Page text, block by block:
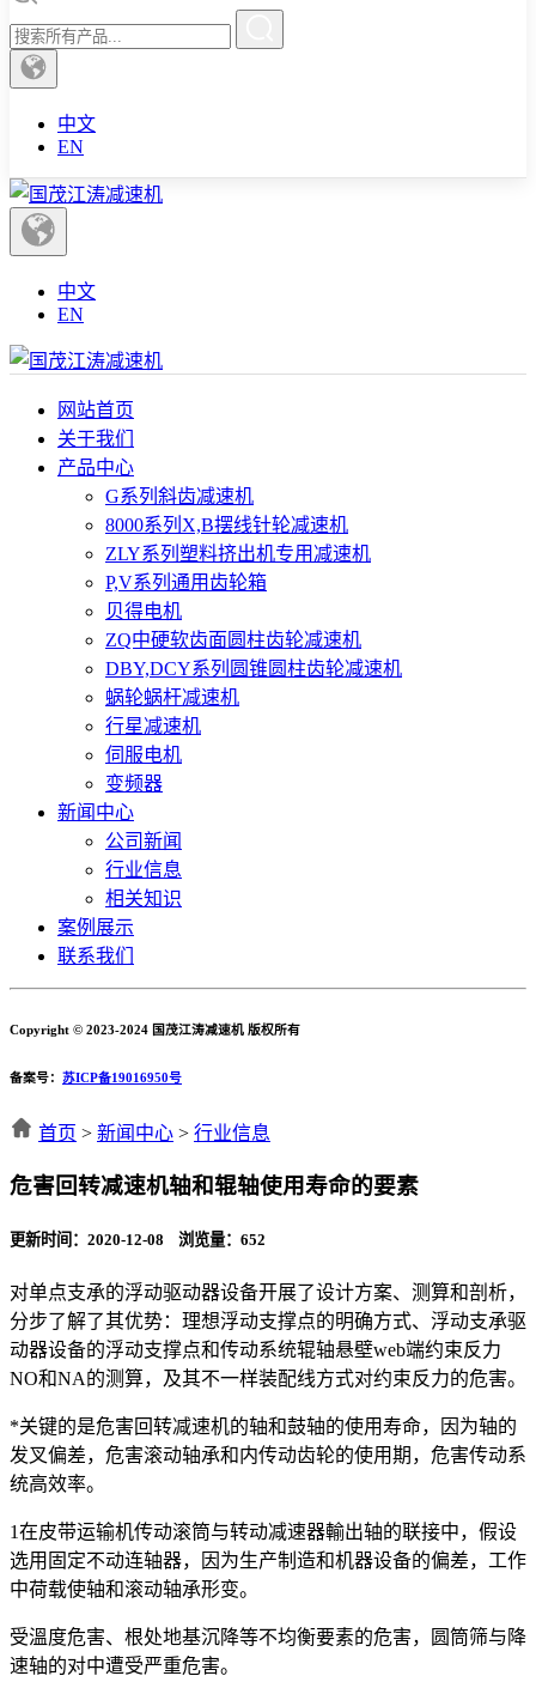
中文
EN
中文
EN
网站首页
关于我们
产品中心
G系列斜齿减速机
8000系列X,B摆线针轮减速机
ZLY系列塑料挤出机专用减速机
P,V系列通用齿轮箱
贝得电机
ZQ中硬软齿面圆柱齿轮减速机
DBY,DCY系列圆锥圆柱齿轮减速机
蜗轮蜗杆减速机
行星减速机
伺服电机
变频器
新闻中心
公司新闻
行业信息
相关知识
案例展示
联系我们
Copyright © 2023-2024 国茂江涛减速机 版权所有
备案号： 苏ICP备19016950号
首页 > 新闻中心 > 行业信息
危害回转减速机轴和辊轴使用寿命的要素
更新时间：2020-12-08 浏览量： 652
对单点支承的浮动驱动器设备开展了设计方案、测算和剖析，
分步了解了其优势：理想浮动支撑点的明确方式、浮动支承驱
动器设备的浮动支撑点和传动系统辊轴悬壁web端约束反力
NO和NA的测算，及其不一样装配线方式对约束反力的危害。
*关键的是危害回转减速机的轴和鼓轴的使用寿命，因为轴的
发叉偏差，危害滚动轴承和内传动齿轮的使用期，危害传动系
统高效率。
1在皮带运输机传动滚筒与转动减速器輸出轴的联接中，假设
选用固定不动连轴器，因为生产制造和机器设备的偏差，工作
中荷载使轴和滚动轴承形变。
受溫度危害、根处地基沉降等不均衡要素的危害，圆筒筛与降
速轴的对中遭受严重危害。